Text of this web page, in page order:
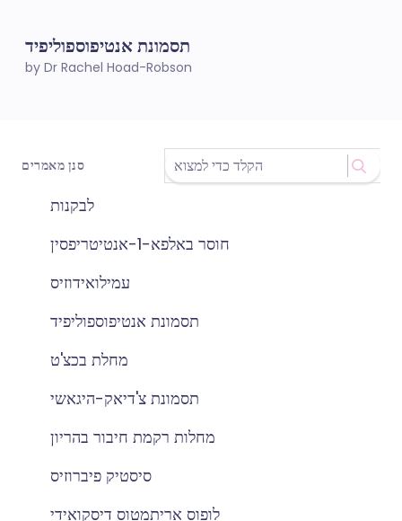
תסמונת אנטיפוספוליפיד
by Dr Rachel Hoad-Robson
סנן מאמרים
לבקנות
חוסר באלפא-1-אנטיטריפסין
עמילואידוזיס
תסמונת אנטיפוספוליפיד
מחלת בכצ'ט
תסמונת צ'דיאק-היגאשי
מחלות רקמת חיבור בהריון
סיסטיק פיברוזיס
לופוס אריתמטוס דיסקואידי